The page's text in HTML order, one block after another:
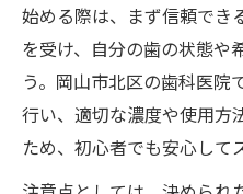
始める際は、まず信頼でき
を受け、自分の歯の状態や
う。岡山市北区の歯科医院
行い、適切な濃度や使用方
ため、初心者でも安心して